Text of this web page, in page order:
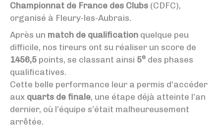
Championnat de France des Clubs (CDFC),
organisé à Fleury-les-Aubrais.
Après un match de qualification quelque peu
difficile, nos tireurs ont su réaliser un score de
1456,5 points, se classant ainsi 5e des phases
qualificatives.
Cette belle performance leur a permis d’accéder
aux quarts de finale, une étape déjà atteinte l’an
dernier, où l’équipe s’était malheureusement
arrêtée.